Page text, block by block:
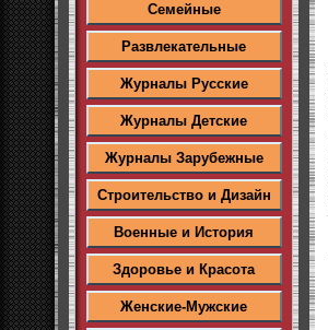
Семейные
Развлекательные
Журналы Русские
Журналы Детские
Журналы Зарубежные
Строительство и Дизайн
Военные и История
Здоровье и Красота
Женские-Мужские